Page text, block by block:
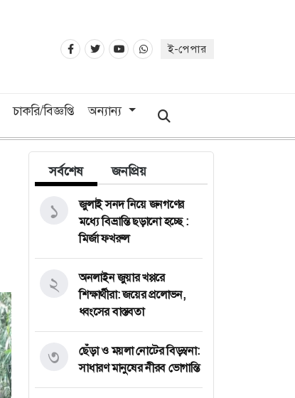
ই-পেপার
চাকরি/বিজ্ঞপ্তি অন্যান্য
সর্বশেষ জনপ্রিয়
জুলাই সনদ নিয়ে জনগণের
মধ্যে বিভ্রান্তি ছড়ানো হচ্ছে :
মির্জা ফখরুল
১
অনলাইন জুয়ার খপ্পরে
শিক্ষার্থীরা: জয়ের প্রলোভন,
ধ্বংসের বাস্তবতা
২
ছেঁড়া ও ময়লা নোটের বিড়ম্বনা:
সাধারণ মানুষের নীরব ভোগান্তি
৩